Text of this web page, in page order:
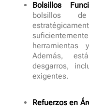
Bolsillos
bolsillos
herramientas
Además,
desgarros,
exigentes.
Refuerzos en